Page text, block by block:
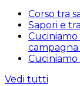
Corso tra
Sapori e
Cuciniamo
Vedi tutti